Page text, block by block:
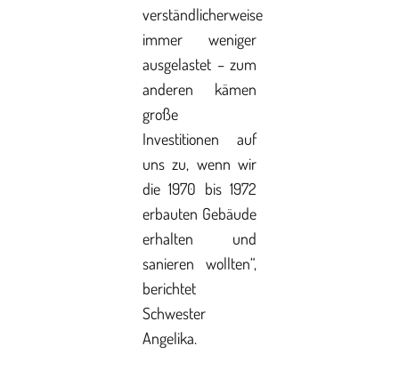
verständlicherweise
immer weniger
ausgelastet – zum
anderen kämen
große
Investitionen auf
uns zu, wenn wir
die 1970 bis 1972
erbauten Gebäude
erhalten und
sanieren wollten“,
berichtet
Schwester
Angelika.